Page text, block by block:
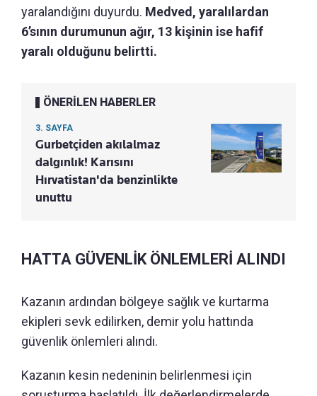
yaralandığını duyurdu. Medved, yaralılardan
6’sının durumunun ağır, 13 kişinin ise hafif
yaralı olduğunu belirtti.
ÖNERİLEN HABERLER
3. SAYFA
Gurbetçiden akılalmaz
dalgınlık! Karısını
Hırvatistan'da benzinlikte
unuttu
HATTA GÜVENLİK ÖNLEMLERİ ALINDI
Kazanın ardından bölgeye sağlık ve kurtarma
ekipleri sevk edilirken, demir yolu hattında
güvenlik önlemleri alındı.
Kazanın kesin nedeninin belirlenmesi için